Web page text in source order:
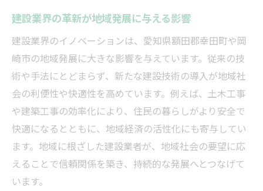
先進建設技術が地域インフラを刷新
建設の新しい技術導入事例を紹介
幸田町の建設現場で見られる最新手法
建設業界イノベーションが描く未来
イノベーションが支える岡崎市の建設現場
建設イノベーションが岡崎市で進化中
デジタル化による建設現場の効率化実例
建設業界の新しい働き方とは何か
建設業界の革新が地域発展に与える影響
建設業界のイノベーションは、愛知県額田郡幸田町や岡
崎市の地域発展に大きな影響を与えています。従来の技
術や手法にとどまらず、新たな建設技術の導入が地域社
会の利便性や快適性を高めています。例えば、土木工事
や建築工事の効率化により、住民の暮らしがより安全で
快適になるとともに、地域経済の活性化にも寄与してい
ます。地域に根ざした建設業者が、地域社会の要望に応
えることで信頼関係を築き、持続的な発展へとつなげて
います。